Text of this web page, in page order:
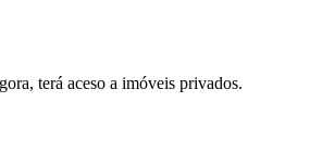
terá aceso a imóveis privados.